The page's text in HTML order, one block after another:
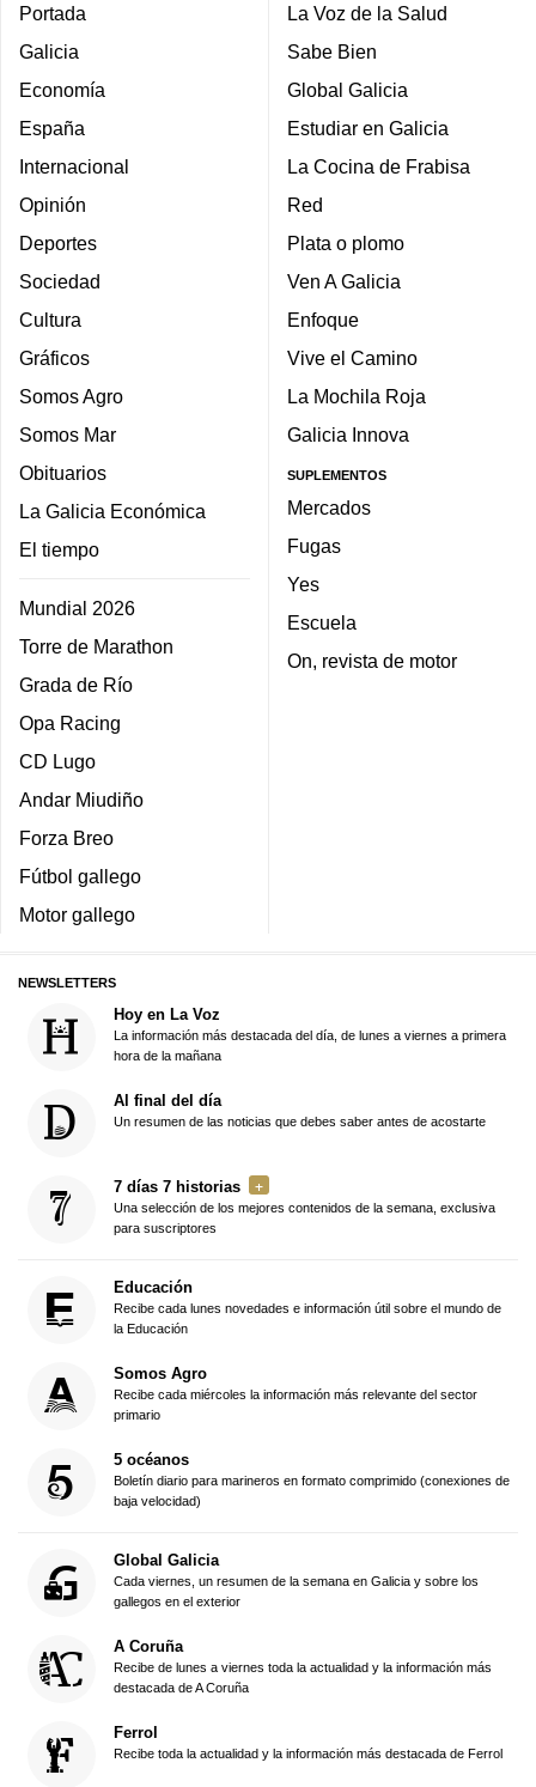
Portada
Galicia
Economía
España
Internacional
Opinión
Deportes
Sociedad
Cultura
Gráficos
Somos Agro
Somos Mar
Obituarios
La Galicia Económica
El tiempo
Mundial 2026
Torre de Marathon
Grada de Río
Opa Racing
CD Lugo
Andar Miudiño
Forza Breo
Fútbol gallego
Motor gallego
La Voz de la Salud
Sabe Bien
Global Galicia
Estudiar en Galicia
La Cocina de Frabisa
Red
Plata o plomo
Ven A Galicia
Enfoque
Vive el Camino
La Mochila Roja
Galicia Innova
SUPLEMENTOS
Mercados
Fugas
Yes
Escuela
On, revista de motor
NEWSLETTERS
Hoy en La Voz
La información más destacada del día, de lunes a viernes a primera
hora de la mañana
Al final del día
Un resumen de las noticias que debes saber antes de acostarte
7 días 7 historias
Una selección de los mejores contenidos de la semana, exclusiva
para suscriptores
Educación
Recibe cada lunes novedades e información útil sobre el mundo de
la Educación
Somos Agro
Recibe cada miércoles la información más relevante del sector
primario
5 océanos
Boletín diario para marineros en formato comprimido (conexiones de
baja velocidad)
Global Galicia
Cada viernes, un resumen de la semana en Galicia y sobre los
gallegos en el exterior
A Coruña
Recibe de lunes a viernes toda la actualidad y la información más
destacada de A Coruña
Ferrol
Recibe toda la actualidad y la información más destacada de Ferrol